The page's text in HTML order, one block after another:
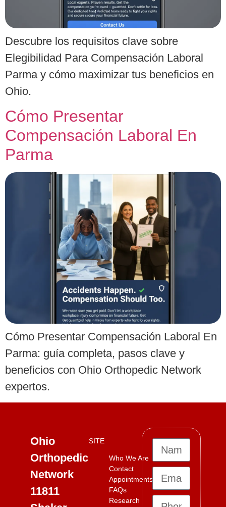
Descubre los requisitos clave sobre
Elegibilidad Para Compensación Laboral
Parma y cómo maximizar tus beneficios en
Ohio.
Cómo Presentar
Compensación Laboral En
Parma
Cómo Presentar Compensación Laboral En
Parma: guía completa, pasos clave y
beneficios con Ohio Orthopedic Network
expertos.
Ohio
Orthopedic
Network
11811
SITE
Who We Are
Contact
Appointments
FAQs
Research